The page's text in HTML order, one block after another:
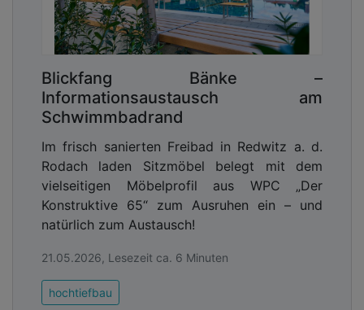
Blickfang Bänke –
Informationsaustausch am
Schwimmbadrand
Im frisch sanierten Freibad in Redwitz a. d.
Rodach laden Sitzmöbel belegt mit dem
vielseitigen Möbelprofil aus WPC „Der
Konstruktive 65“ zum Ausruhen ein – und
natürlich zum Austausch!
21.05.2026, Lesezeit ca. 6 Minuten
hochtiefbau